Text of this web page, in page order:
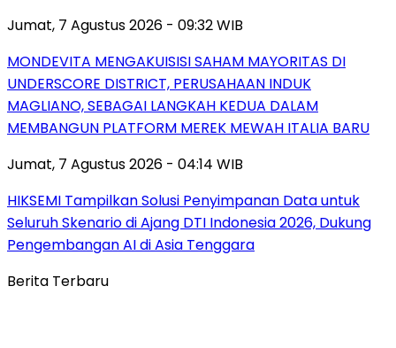
Jumat, 7 Agustus 2026 - 09:32 WIB
MONDEVITA MENGAKUISISI SAHAM MAYORITAS DI
UNDERSCORE DISTRICT, PERUSAHAAN INDUK
MAGLIANO, SEBAGAI LANGKAH KEDUA DALAM
MEMBANGUN PLATFORM MEREK MEWAH ITALIA BARU
Jumat, 7 Agustus 2026 - 04:14 WIB
HIKSEMI Tampilkan Solusi Penyimpanan Data untuk
Seluruh Skenario di Ajang DTI Indonesia 2026, Dukung
Pengembangan AI di Asia Tenggara
Berita Terbaru